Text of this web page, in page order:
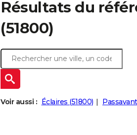
Résultats du
(51800)
Voir aussi : Éclaires (51800)